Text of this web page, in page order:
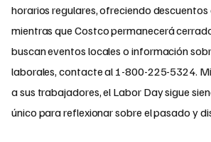
horarios regulares, ofreciendo descuentos
mientras que Costco permanecerá
buscan eventos locales o información
laborales, contacte al 1-800-225-5324.
a sus trabajadores, el Labor Day sigue
único para reflexionar sobre el pasado y